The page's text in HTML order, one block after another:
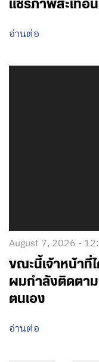
แชร์ภาพสะเทือน
อ่านต่อ
August 7, 2026 -
ขณะนี้เจ้าหน้าที่
ผมกำลังติดตา
ตนเอง
อ่านต่อ